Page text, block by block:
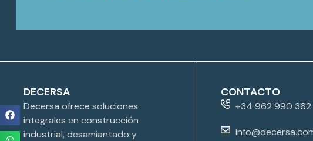
DECERSA
Decersa ofrece soluciones
integrales en construcción
industrial, desamiantado y
CONTACTO
+34 962 990 362